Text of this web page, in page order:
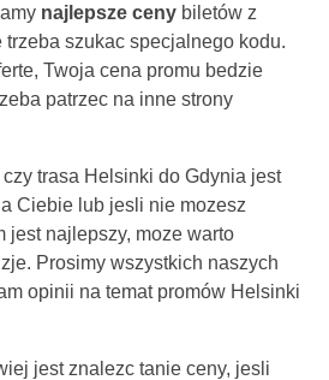
najlepsze ceny biletów z
szukac specjalnego kodu.
Twoja cena promu bedzie
patrzec na inne strony
trasa Helsinki do Gdynia jest
Ciebie lub jesli nie mozesz
jest najlepszy, moze warto
Prosimy wszystkich naszych
opinii na temat promów Helsinki
jest znalezc tanie ceny, jesli